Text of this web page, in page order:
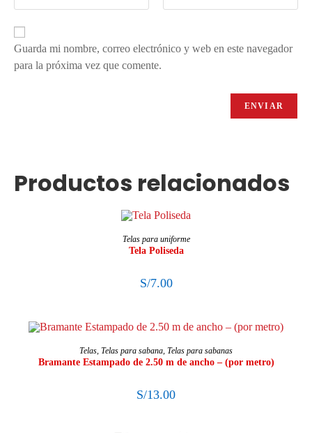
Guarda mi nombre, correo electrónico y web en este navegador
para la próxima vez que comente.
Productos relacionados
AÑADIR AL CARRITO
Telas para uniforme
Tela Poliseda
S/7.00
SELECCIONAR OPCIONES
Telas, Telas para sabana, Telas para sabanas
Bramante Estampado de 2.50 m de ancho – (por metro)
S/13.00